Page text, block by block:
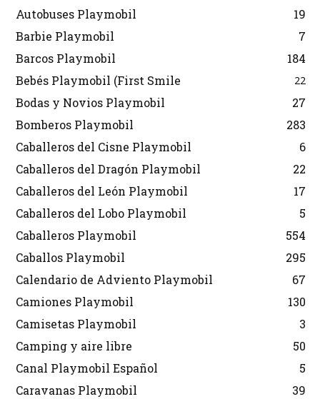
Autobuses Playmobil
19
Barbie Playmobil
7
Barcos Playmobil
184
Bebés Playmobil (First Smile
22
Bodas y Novios Playmobil
27
Bomberos Playmobil
283
Caballeros del Cisne Playmobil
6
Caballeros del Dragón Playmobil
22
Caballeros del León Playmobil
17
Caballeros del Lobo Playmobil
5
Caballeros Playmobil
554
Caballos Playmobil
295
Calendario de Adviento Playmobil
67
Camiones Playmobil
130
Camisetas Playmobil
3
Camping y aire libre
50
Canal Playmobil Español
5
Caravanas Playmobil
39